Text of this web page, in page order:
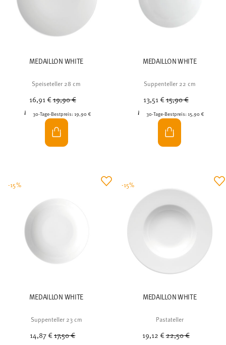
MEDAILLON WHITE
Speiseteller 28 cm
16,91 € Price reduced from
19,90 €to
30-Tage-Bestpreis: 19,90 €
MEDAILLON WHITE
Suppenteller 22 cm
13,51 € Price reduced from
15,90 €to
30-Tage-Bestpreis: 15,90 €
MEDAILLON WHITE
Suppenteller 23 cm
14,87 €Price reduced from
17,50 €
-15%
MEDAILLON WHITE
Pastateller
19,12 €Price reduced from
22,50 €to
-15%